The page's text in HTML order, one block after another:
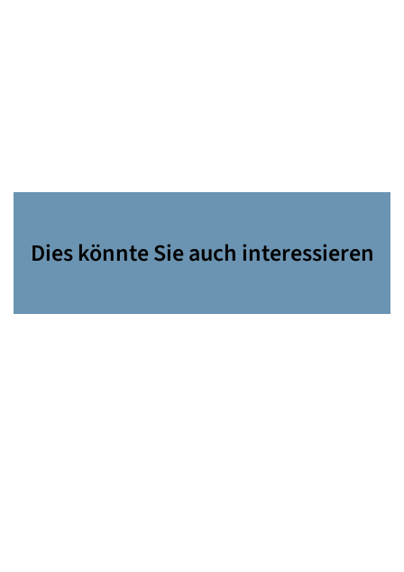
Dies könnte Sie auch interessieren